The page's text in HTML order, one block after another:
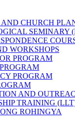
CHURCH
SEMINARY
WORKSHOPS
PROGRAM
PROGRAM
AND
TRAINING
ROHINGYA